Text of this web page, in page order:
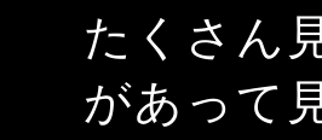
たくさん
があって